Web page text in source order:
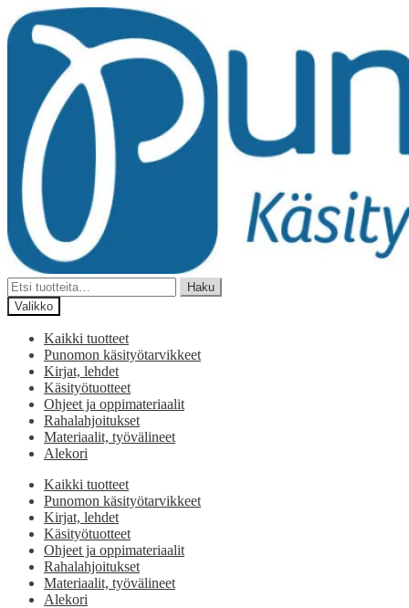
Siirry
navigointiin
Siirry
sisältöön
Etsi:
Haku
Valikko
Kaikki tuotteet
Punomon käsityötarvikkeet
Kirjat, lehdet
Käsityötuotteet
Ohjeet ja oppimateriaalit
Rahalahjoitukset
Materiaalit, työvälineet
Alekori
Kaikki tuotteet
Punomon käsityötarvikkeet
Kirjat, lehdet
Käsityötuotteet
Ohjeet ja oppimateriaalit
Rahalahjoitukset
Materiaalit, työvälineet
Alekori